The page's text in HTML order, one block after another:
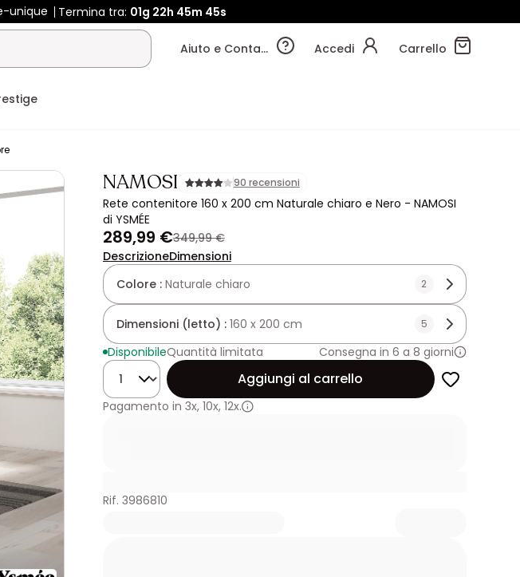
unique Termina tra: 01g 22h 45m 43s
Aiuto e Contatti Accedi Carrello
NAMOSI 90 recensioni
Rete contenitore 160 x 200 cm Naturale chiaro e Nero - NAMOSI
di YSMÉE
289,99 €349,99 €
DescrizioneDimensioni
Colore : Naturale chiaro 2
Dimensioni (letto) : 160 x 200 cm 5
DisponibileQuantità limitata
Consegna in 6 a 8 giorni
Quantità
Aggiungi al carrello
Pagamento in 3x, 10x, 12x.
Rif. 3986810